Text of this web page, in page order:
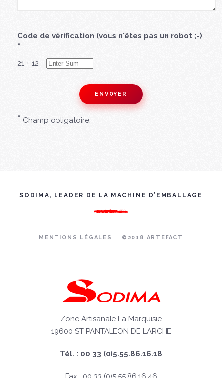
Code de vérification (vous n'êtes pas un robot ;-)
*
21 + 12 =
* Champ obligatoire.
SODIMA, LEADER DE LA MACHINE D’EMBALLAGE
MENTIONS LÉGALES ©2018 ARTEFACT
Zone Artisanale La Marquisie
19600 ST PANTALEON DE LARCHE
Tél. : 00 33 (0)5.55.86.16.18
Fax : 00 33 (0)5.55.86.16.46